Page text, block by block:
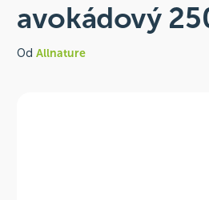
avokádový
Od Allnature